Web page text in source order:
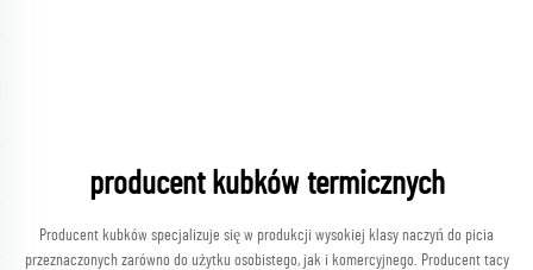
producent kubków termicznych
Producent kubków specjalizuje się w produkcji wysokiej klasy naczyń do picia
przeznaczonych zarówno do użytku osobistego, jak i komercyjnego. Producent tacy